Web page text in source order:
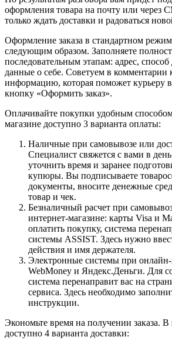
оформления товара на почту или через
только ждать доставки и радоваться
Оформление заказа в стандартном
следующим образом. Заполняете
последовательным этапам: адрес,
данные о себе. Советуем в комментарии
информацию, которая поможет курьеру
кнопку «Оформить заказ».
Оплачивайте покупки удобным
магазине доступно 3 варианта оплаты:
Наличные при самовывозе или
Специалист свяжется с вами в
уточнить время и заранее
купюры. Вы подписываете
документы, вносите денежные
товар и чек.
Безналичный расчет при
интернет-магазине: карты Visa и
оплатить покупку, система
системы ASSIST. Здесь нужно
действия и имя держателя.
Электронные системы при онлайн-
WebMoney и Яндекс.Деньги. Для
система перенаправит вас на
сервиса. Здесь необходимо
инструкции.
Экономьте время на получении заказа. В
доступно 4 варианта доставки: